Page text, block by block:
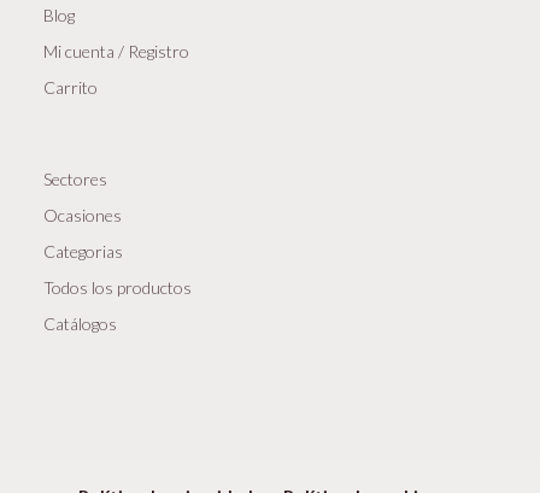
Blog
Mi cuenta / Registro
Carrito
Sectores
Ocasiones
Categorias
Todos los productos
Catálogos